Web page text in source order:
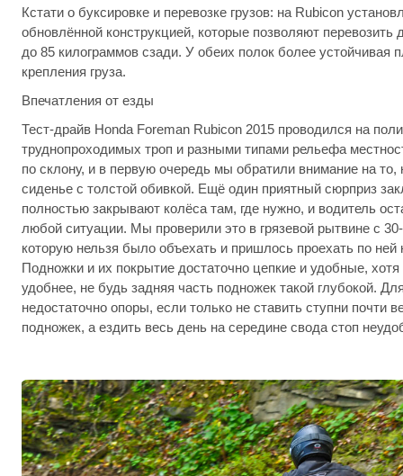
Кстати о буксировке и перевозке грузов: на Rubicon
обновлённой конструкцией, которые позволяют перевозить
до 85 килограммов сзади. У обеих полок более устойчивая
крепления груза.
Впечатления от езды
Тест-драйв Honda Foreman Rubicon 2015 проводился на
труднопроходимых троп и разными типами рельефа
по склону, и в первую очередь мы обратили внимание на то,
сиденье с толстой обивкой. Ещё один приятный сюрприз
полностью закрывают колёса там, где нужно, и водитель
любой ситуации. Мы проверили это в грязевой рытвине с
которую нельзя было объехать и пришлось проехать по ней
Подножки и их покрытие достаточно цепкие и удобные,
удобнее, не будь задняя часть подножек такой глубокой.
недостаточно опоры, если только не ставить ступни почти
подножек, а ездить весь день на середине свода стоп